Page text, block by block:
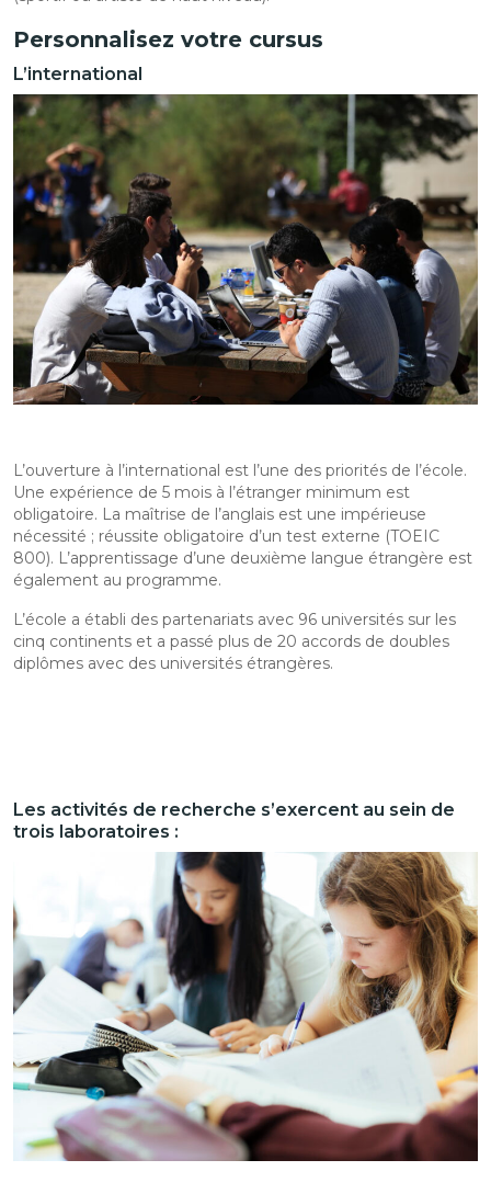
Personnalisez votre cursus
L’international
L’ouverture à l’international est l’une des priorités de l’école.
Une expérience de 5 mois à l’étranger minimum est
obligatoire. La maîtrise de l’anglais est une impérieuse
nécessité ; réussite obligatoire d’un test externe (TOEIC
800). L’apprentissage d’une deuxième langue étrangère est
également au programme.
L’école a établi des partenariats avec 96 universités sur les
cinq continents et a passé plus de 20 accords de doubles
diplômes avec des universités étrangères.
Les activités de recherche s’exercent au sein de
trois laboratoires :